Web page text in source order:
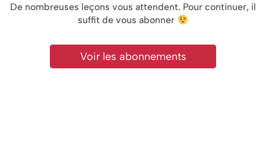
De nombreuses leçons vous attendent. Pour continuer, il
suffit de vous abonner
Voir les abonnements